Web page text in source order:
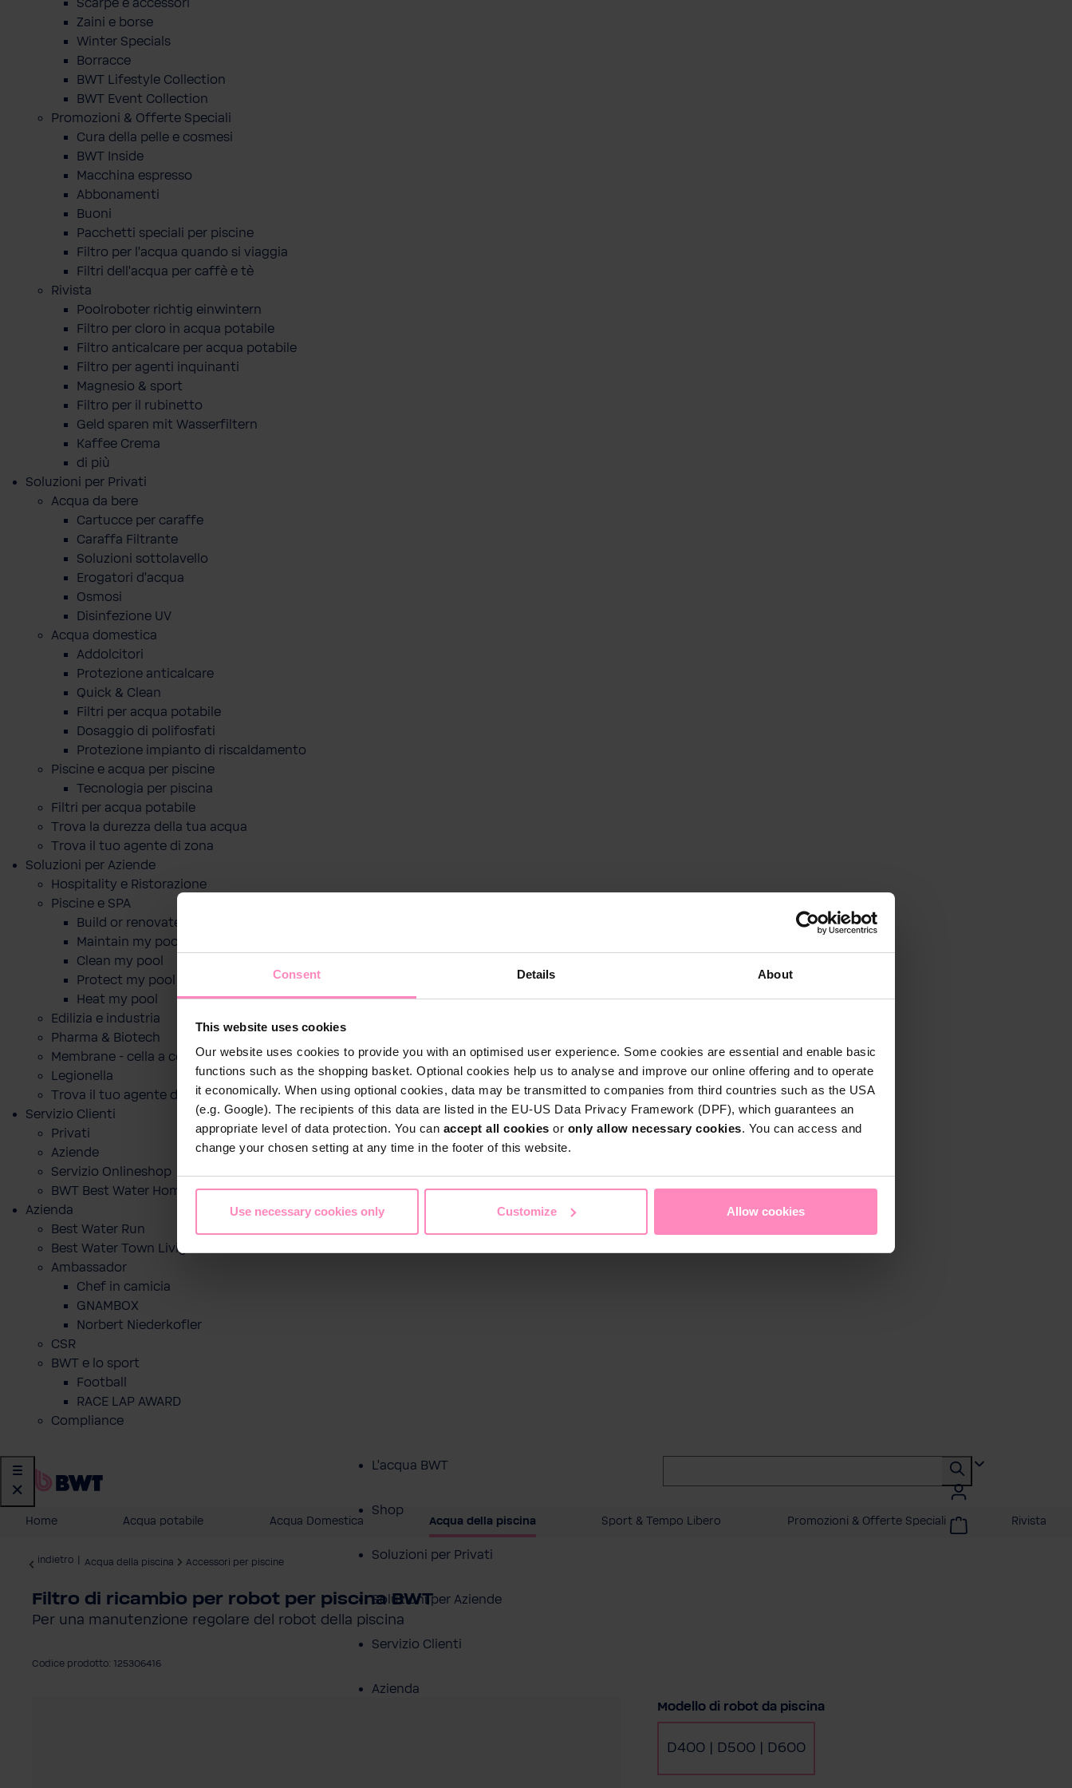
Consent Details About
This website uses cookies
Our website uses cookies to provide you with an optimised user experience. Some cookies are essential and enable basic
functions such as the shopping basket. Optional cookies help us to analyse and improve our online offering and to operate
it economically. When using optional cookies, data may be transmitted to companies from third countries such as the USA
(e.g. Google). The recipients of this data are listed in the EU-US Data Privacy Framework (DPF), which guarantees an
appropriate level of data protection. You can accept all cookies or only allow necessary cookies. You can access and
change your chosen setting at any time in the footer of this website.
Use necessary cookies only Customize Allow cookies
Scarpe e accessori
Zaini e borse
Winter Specials
Borracce
BWT Lifestyle Collection
BWT Event Collection
Promozioni & Offerte Speciali
Cura della pelle e cosmesi
BWT Inside
Macchina espresso
Abbonamenti
Buoni
Pacchetti speciali per piscine
Filtro per l'acqua quando si viaggia
Filtri dell'acqua per caffè e tè
Rivista
Poolroboter richtig einwintern
Filtro per cloro in acqua potabile
Filtro anticalcare per acqua potabile
Filtro per agenti inquinanti
Magnesio & sport
Filtro per il rubinetto
Geld sparen mit Wasserfiltern
Kaffee Crema
di più
Soluzioni per Privati
Acqua da bere
Cartucce per caraffe
Caraffa Filtrante
Soluzioni sottolavello
Erogatori d'acqua
Osmosi
Disinfezione UV
Acqua domestica
Addolcitori
Protezione anticalcare
Quick & Clean
Filtri per acqua potabile
Dosaggio di polifosfati
Protezione impianto di riscaldamento
Piscine e acqua per piscine
Tecnologia per piscina
Filtri per acqua potabile
Trova la durezza della tua acqua
Trova il tuo agente di zona
Soluzioni per Aziende
Hospitality e Ristorazione
Piscine e SPA
Build or renovate my pool
Maintain my pool
Clean my pool
Protect my pool
Heat my pool
Edilizia e industria
Pharma & Biotech
Membrane - cella a combustibile
Legionella
Trova il tuo agente di zona
Servizio Clienti
Privati
Aziende
Servizio Onlineshop
BWT Best Water Home App
Azienda
Best Water Run
Best Water Town Livigno
Ambassador
Chef in camicia
GNAMBOX
Norbert Niederkofler
CSR
BWT e lo sport
Football
RACE LAP AWARD
Compliance
L'acqua BWT
Shop
Soluzioni per Privati
Soluzioni per Aziende
Servizio Clienti
Azienda
Home Acqua potabile Acqua Domestica Acqua della piscina Sport & Tempo Libero Promozioni & Offerte Speciali Rivista
indietro Acqua della piscina Accessori per piscine
Filtro di ricambio per robot per piscina BWT
Per una manutenzione regolare del robot della piscina
Codice prodotto: 125306416
Seleziona
Modello di robot da piscina
D400 | D500 | D600(Questa opzione non è al momento